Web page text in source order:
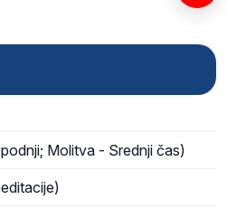
Molitva - Srednji čas)